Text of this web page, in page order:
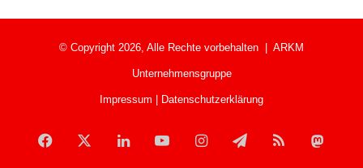
© Copyright 2026, Alle Rechte vorbehalten | ARKM
Unternehmensgruppe
Impressum Datenschutzerklärung
Facebook LinkedInYouTubeInstagramTelegramRSS